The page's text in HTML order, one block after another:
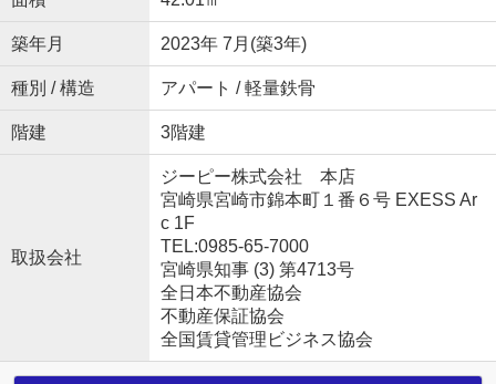
築年月 2023年 7月(築3年)
種別 / 構造 アパート / 軽量鉄骨
階建 3階建
取扱会社
ジーピー株式会社 本店
宮崎県宮崎市錦本町１番６号 EXESS Ar
c 1F
TEL:0985-65-7000
宮崎県知事 (3) 第4713号
全日本不動産協会
不動産保証協会
全国賃貸管理ビジネス協会